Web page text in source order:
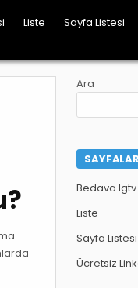
Liste Sayfa Listesi
Ara
SAYFALAR
Bedava
Liste
Sayfa Listesi
Ücretsiz